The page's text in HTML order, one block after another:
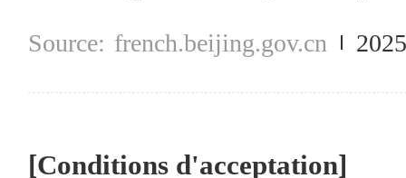
french.beijing.gov.cn
[Conditions d'acceptation]